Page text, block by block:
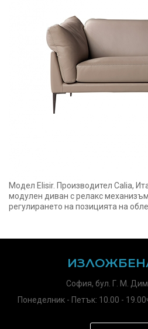
Модел Elisir. Производител Calia,
модулен диван с релакс
регулирането на позицията на
София, бул. Г. М.
Понеделник - Петък: 10.00 -